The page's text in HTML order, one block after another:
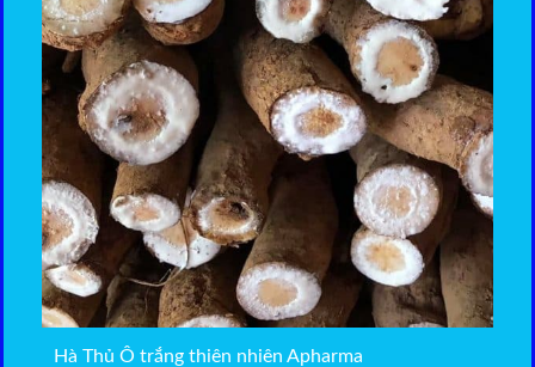
Hà Thủ Ô trắng thiên nhiên Apharma